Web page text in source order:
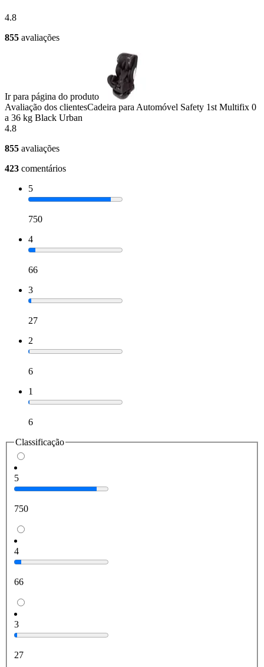
4.8
855 avaliações
Ir para página do produto
Avaliação dos clientesCadeira para Automóvel Safety 1st Multifix 0
a 36 kg Black Urban
4.8
855 avaliações
423 comentários
5
750
4
66
3
27
2
6
1
6
Classificação
5
750
4
66
3
27